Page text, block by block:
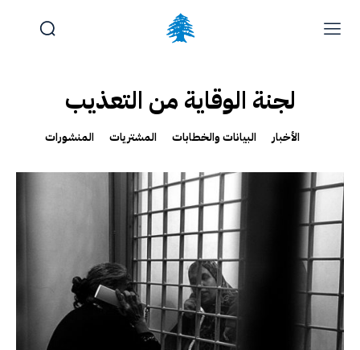
آخر المستجدات تقديم شكوى الوظائف والتدريب
لجنة الوقاية من التعذيب
الأخبار البيانات والخطابات المشتريات المنشورات